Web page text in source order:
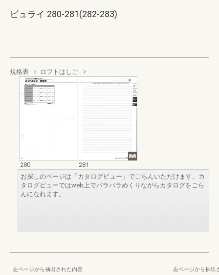
ビュライ 280-281(282-283)
規格表 ロフトはしご
280
281
お探しのページは「カタログビュー」でごらんいただけます。カ
タログビューではweb上でパラパラめくりながらカタログをごら
んになれます。
左ページから抽出された内容
右ページから抽出